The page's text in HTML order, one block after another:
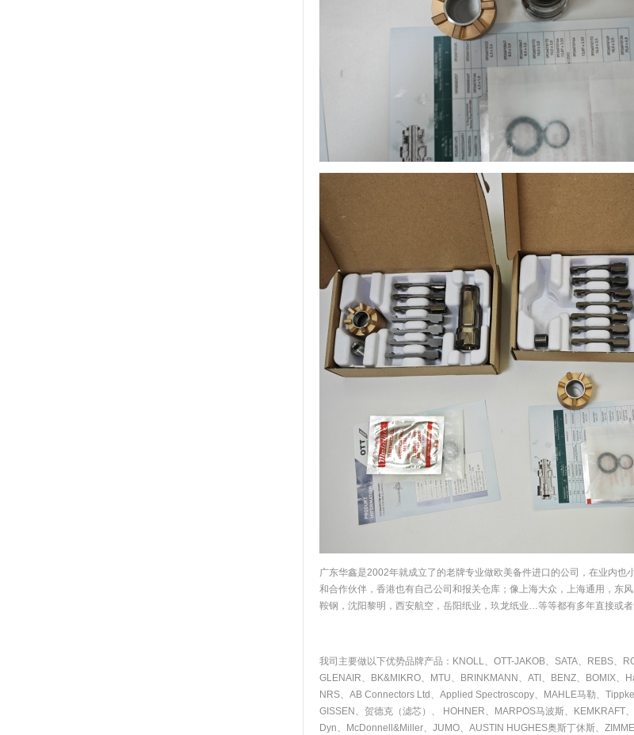
广东华鑫是2002年就成立了的老牌专业做欧美备件进口的公司，在业内
和合作伙伴，香港也有自己公司和报关仓库；像上海大众，上海通用，东
鞍钢，沈阳黎明，西安航空，岳阳纸业，玖龙纸业…等等都有多年直接或者
我司主要做以下优势品牌产品：KNOLL、OTT-JAKOB、SATA、REBS、
GLENAIR、BK&MIKRO、MTU、BRINKMANN、ATI、BENZ、BOMIX
NRS、AB Connectors Ltd、Applied Spectroscopy、MAHLE马勒、
GISSEN、贺德克（滤芯）、 HOHNER、MARPOS马波斯、
Dyn、McDonnell&Miller、JUMO、AUSTIN HUGHES奥斯丁休斯、